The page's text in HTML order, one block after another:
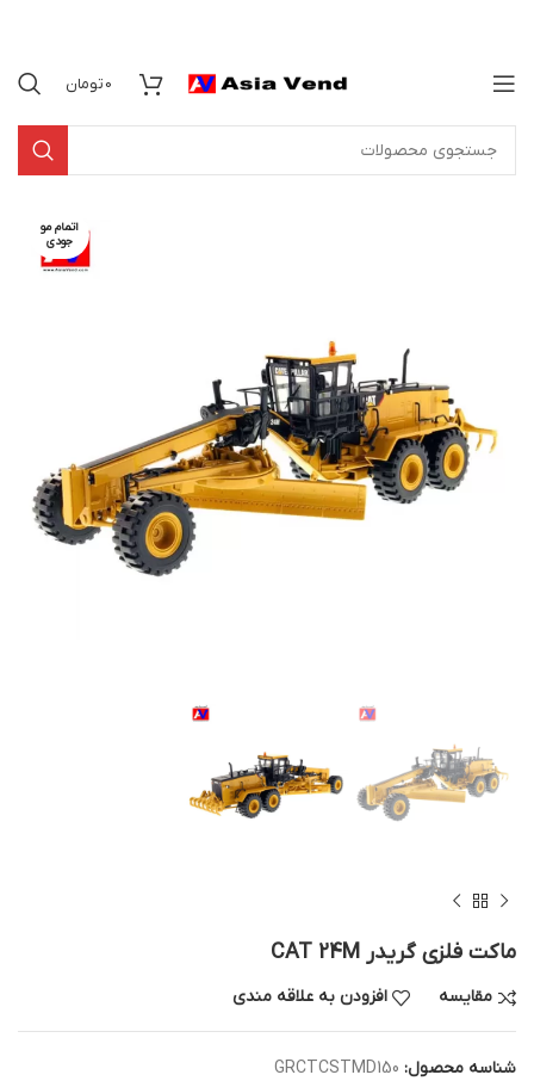
0تومان
اتمام مو
جودی
ماکت فلزی گریدر CAT 24M
مقایسه افزودن به علاقه مندی
شناسه محصول: GRCTCSTMD150